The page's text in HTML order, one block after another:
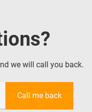
we will call you back.
Call me back